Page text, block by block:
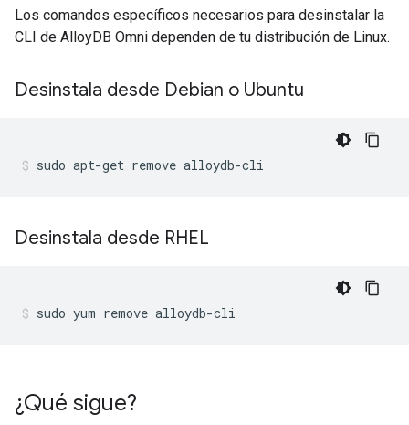
Los comandos específicos necesarios para desinstalar la
CLI de AlloyDB Omni dependen de tu distribución de Linux.
Desinstala desde Debian o Ubuntu
sudo apt-get remove alloydb-cli
Desinstala desde RHEL
sudo yum remove alloydb-cli
¿Qué sigue?